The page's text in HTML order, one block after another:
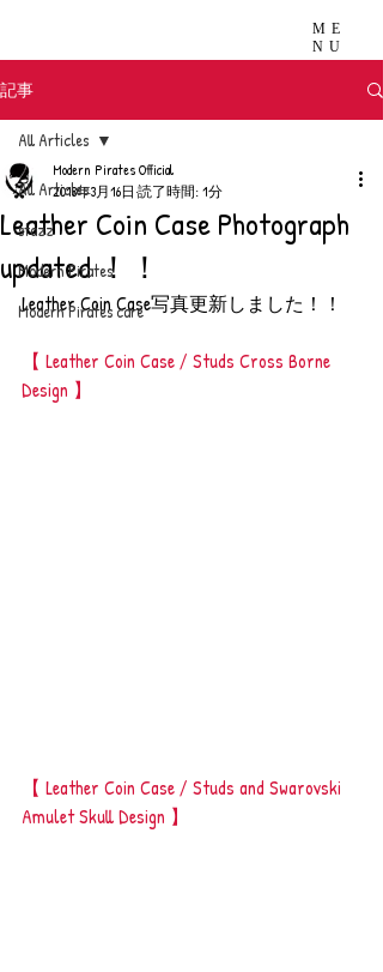
ME
NU
記事
All Articles
stazz
Modern Pirates
Modern Pirates care
All Articles
Leather Coin Case Photograph
updated ！！
Modern Pirates Official
2018年3月16日 読了時間: 1分
Leather Coin Case写真更新しました！！
【 Leather Coin Case / Studs Cross Borne
Design 】
【 Leather Coin Case / Studs and Swarovski
Amulet Skull Design 】